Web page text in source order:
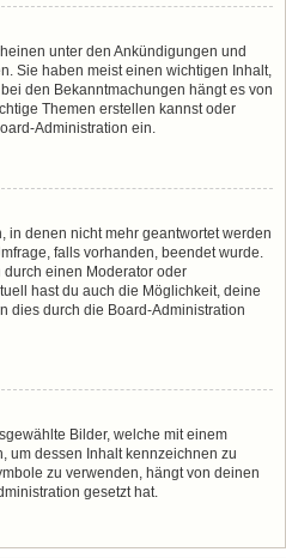
unter den Ankündigungen und
Sie haben meist einen wichtigen Inhalt,
den Bekanntmachungen hängt es von
Themen erstellen kannst oder
Administration ein.
in denen nicht mehr geantwortet werden
falls vorhanden, beendet wurde.
einen Moderator oder
hast du auch die Möglichkeit, deine
dies durch die Board-Administration
Bilder, welche mit einem
um dessen Inhalt kennzeichnen zu
zu verwenden, hängt von deinen
gesetzt hat.